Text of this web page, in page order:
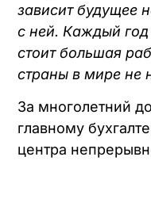
зависит будущее
с ней. Каждый год
стоит большая
страны в мире не
За многолетний
главному
центра